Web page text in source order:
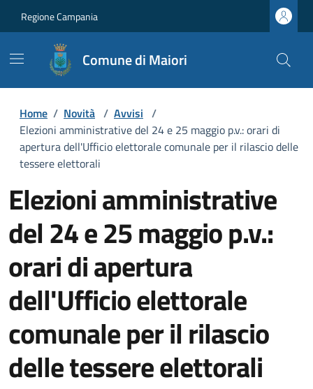
Regione Campania
Comune di Maiori
Home / Novità / Avvisi /
Elezioni amministrative del 24 e 25 maggio p.v.: orari di
apertura dell'Ufficio elettorale comunale per il rilascio delle
tessere elettorali
Elezioni amministrative
del 24 e 25 maggio p.v.:
orari di apertura
dell'Ufficio elettorale
comunale per il rilascio
delle tessere elettorali